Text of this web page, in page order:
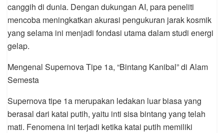
canggih di dunia. Dengan dukungan AI, para peneliti
mencoba meningkatkan akurasi pengukuran jarak kosmik
yang selama ini menjadi fondasi utama dalam studi energi
gelap.
Mengenal Supernova Tipe 1a, “Bintang Kanibal” di Alam
Semesta
Supernova tipe 1a merupakan ledakan luar biasa yang
berasal dari katai putih, yaitu inti sisa bintang yang telah
mati. Fenomena ini terjadi ketika katai putih memiliki